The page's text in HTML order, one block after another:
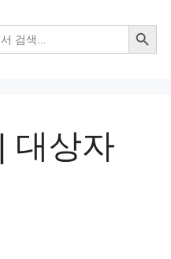
검색 버튼
대상자